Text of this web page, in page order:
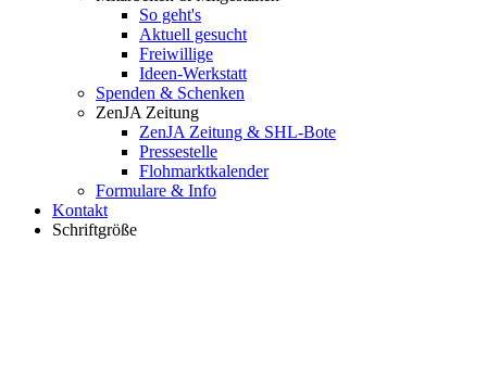
So geht's
Aktuell gesucht
Freiwillige
Ideen-Werkstatt
Spenden & Schenken
ZenJA Zeitung
ZenJA Zeitung & SHL-Bote
Pressestelle
Flohmarktkalender
Formulare & Info
Kontakt
Schriftgröße